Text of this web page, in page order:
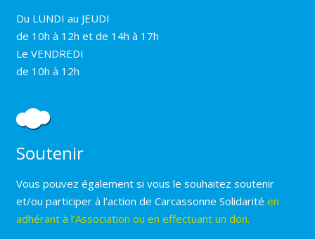
Du LUNDI au JEUDI
de 10h à 12h et de 14h à 17h
Le VENDREDI
de 10h à 12h
Soutenir
Vous pouvez également si vous le souhaitez soutenir
et/ou participer à l’action de Carcassonne Solidarité en
adhérant à l’Association ou en effectuant un don.